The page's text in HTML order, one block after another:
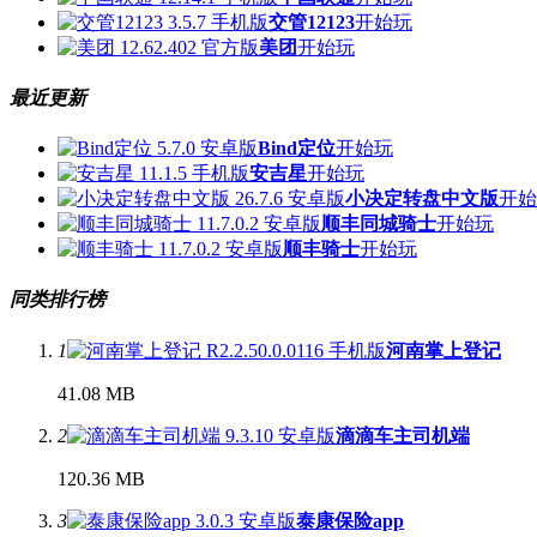
交管12123开始玩
美团开始玩
最近更新
Bind定位开始玩
安吉星开始玩
小决定转盘中文版开
顺丰同城骑士开始玩
顺丰骑士开始玩
同类排行榜
1 河南掌上登记
41.08 MB
2 滴滴车主司机端
120.36 MB
3 泰康保险app